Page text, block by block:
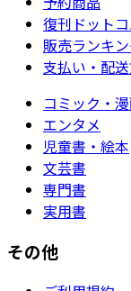
復刊ドット
販売ランキ
支払い・配
コミック・
エンタメ
児童書・絵本
文芸書
専門書
実用書
その他